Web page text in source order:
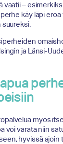
vaatii –
käy läpi eroa
ja Länsi-
myös
voi varata niin
hyvissä ajoin